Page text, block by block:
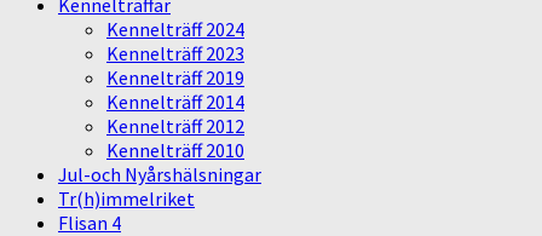
Kennelträffar
Kennelträff 2024
Kennelträff 2023
Kennelträff 2019
Kennelträff 2014
Kennelträff 2012
Kennelträff 2010
Jul-och Nyårshälsningar
Tr(h)immelriket
Flisan 4